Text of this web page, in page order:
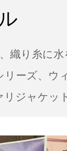
織り糸に
ーズ、ウ
ジャケッ